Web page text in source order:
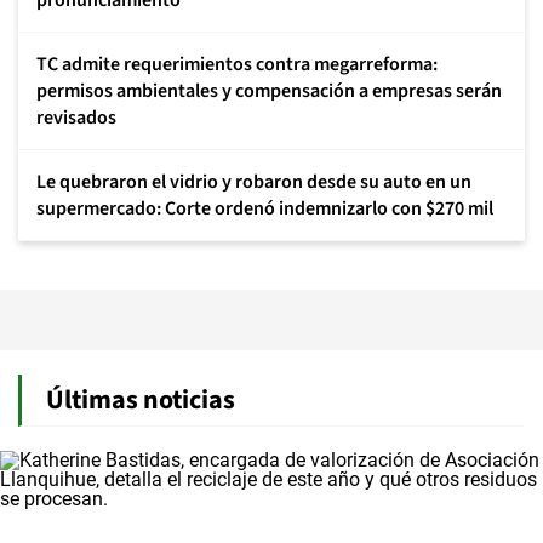
TC admite requerimientos contra megarreforma:
permisos ambientales y compensación a empresas serán
revisados
Le quebraron el vidrio y robaron desde su auto en un
supermercado: Corte ordenó indemnizarlo con $270 mil
Últimas noticias